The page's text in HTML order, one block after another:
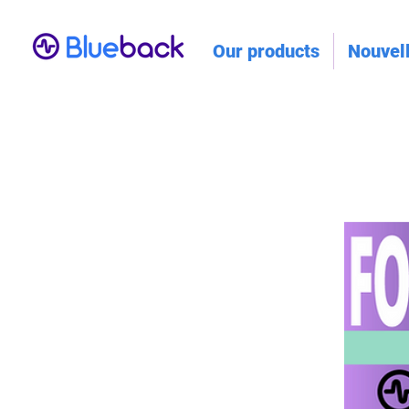
Our products